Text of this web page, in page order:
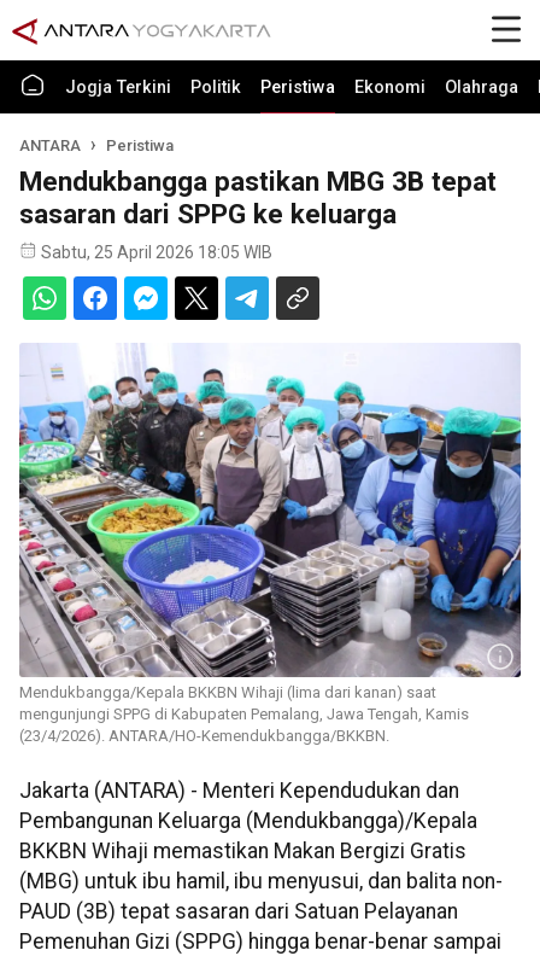
Jogja Terkini Politik Peristiwa Ekonomi Olahraga
ANTARA Peristiwa
Mendukbangga pastikan MBG 3B tepat
sasaran dari SPPG ke keluarga
Sabtu, 25 April 2026 18:05 WIB
Mendukbangga/Kepala BKKBN Wihaji (lima dari kanan) saat
mengunjungi SPPG di Kabupaten Pemalang, Jawa Tengah, Kamis
(23/4/2026). ANTARA/HO-Kemendukbangga/BKKBN.
Jakarta (ANTARA) - Menteri Kependudukan dan
Pembangunan Keluarga (Mendukbangga)/Kepala
BKKBN Wihaji memastikan Makan Bergizi Gratis
(MBG) untuk ibu hamil, ibu menyusui, dan balita non-
PAUD (3B) tepat sasaran dari Satuan Pelayanan
Pemenuhan Gizi (SPPG) hingga benar-benar sampai